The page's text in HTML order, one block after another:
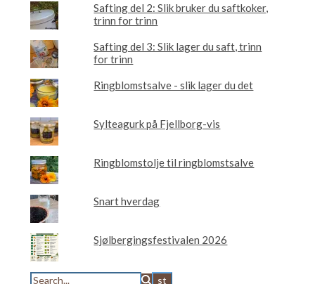
Safting del 2: Slik bruker du saftkoker,
trinn for trinn
Safting del 3: Slik lager du saft, trinn
for trinn
Ringblomstsalve - slik lager du det
Sylteagurk på Fjellborg-vis
Ringblomstolje til ringblomstsalve
Snart hverdag
Sjølbergingsfestivalen 2026